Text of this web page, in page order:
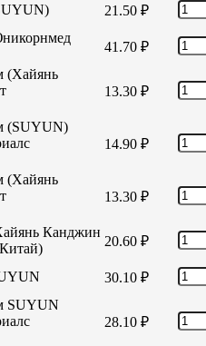
21.50 ₽
41.70 ₽
(Хайянь
13.30 ₽
(SUYUN)
14.90 ₽
(Хайянь
13.30 ₽
Канджин
20.60 ₽
30.10 ₽
SUYUN
28.10 ₽